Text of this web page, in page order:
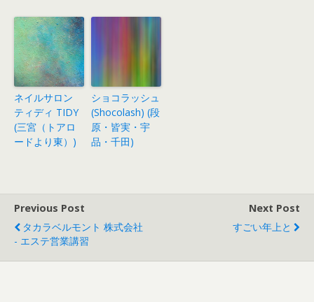
ネイルサロン
ティディ TIDY
(三宮（トアロ
ードより東）)
ショコラッシュ
(Shocolash) (段
原・皆実・宇
品・千田)
Previous Post
タカラベルモント 株式会社
- エステ営業講習
Next Post
すごい年上と